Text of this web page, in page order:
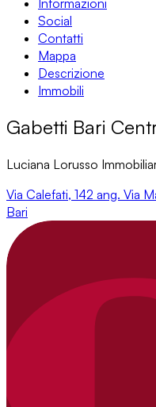
Social
Contatti
Mappa
Descrizione
Immobili
Gabetti Bari
Luciana Lorusso
Via Calefati, 142 ang. Via
Bari